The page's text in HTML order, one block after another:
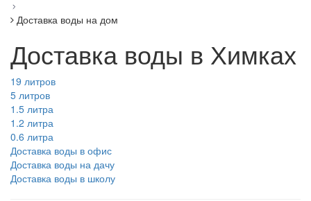
Доставка воды на дом
Доставка воды в Химках
19 литров
5 литров
1.5 литра
1.2 литра
0.6 литра
Доставка воды в офис
Доставка воды на дачу
Доставка воды в школу